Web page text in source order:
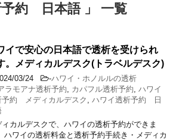
予約 日本語 」 一覧
イで安心の日本語で透析を受けられ
。メディカルデスク(トラベルデスク)
03/24 -ハワイ・ホノルルの透析
ラモアナ透析予約
カパフル透析予約 ハワイ
予約 メディカルデスク
ハワイ透析予約 日
ィカルデスクで、ハワイの透析予約ができま
ハワイの透析料金と透析予約手続き・メディカ